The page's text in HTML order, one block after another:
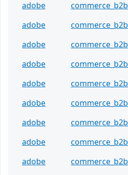
adobe
commerce_b2b
adobe
commerce_b2b
adobe
commerce_b2b
adobe
commerce_b2b
adobe
commerce_b2b
adobe
commerce_b2b
adobe
commerce_b2b
adobe
commerce_b2b
adobe
commerce_b2b